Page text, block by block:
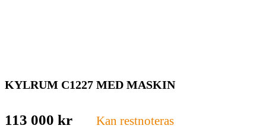
KYLRUM C1227 MED MASKIN
113 000 kr Kan restnoteras